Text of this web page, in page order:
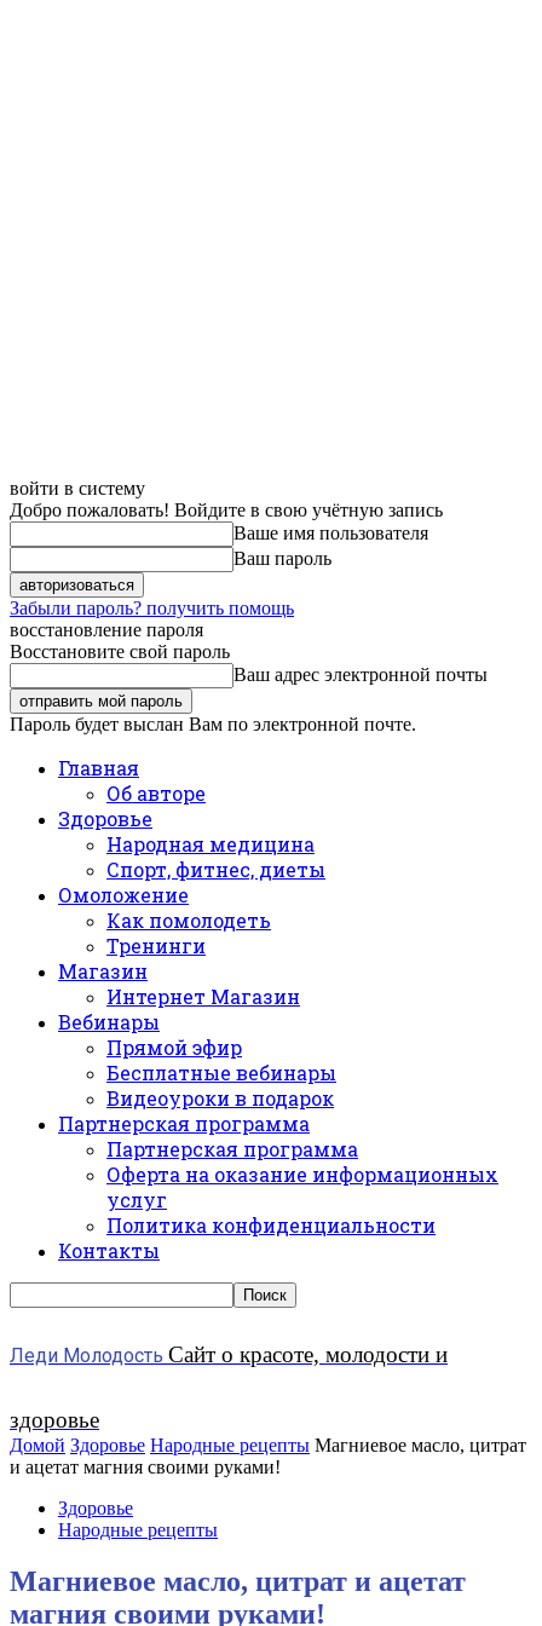
войти в систему
Добро пожаловать! Войдите в свою учётную запись
Ваше имя пользователя
Ваш пароль
Забыли пароль? получить помощь
восстановление пароля
Восстановите свой пароль
Ваш адрес электронной почты
Пароль будет выслан Вам по электронной почте.
Главная
Об авторе
Здоровье
Народная медицина
Спорт, фитнес, диеты
Омоложение
Как помолодеть
Тренинги
Магазин
Интернет Магазин
Вебинары
Прямой эфир
Бесплатные вебинары
Видеоуроки в подарок
Партнерская программа
Партнерская программа
Оферта на оказание информационных
услуг
Политика конфиденциальности
Контакты
Леди Молодость Сайт о красоте, молодости и
здоровье
Домой Здоровье Народные рецепты Магниевое масло, цитрат
и ацетат магния своими руками!
Здоровье
Народные рецепты
Магниевое масло, цитрат и ацетат
магния своими руками!